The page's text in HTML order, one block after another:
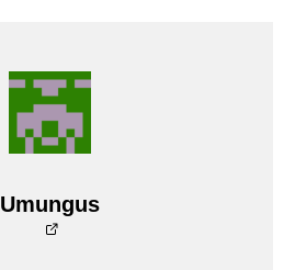
Umungus